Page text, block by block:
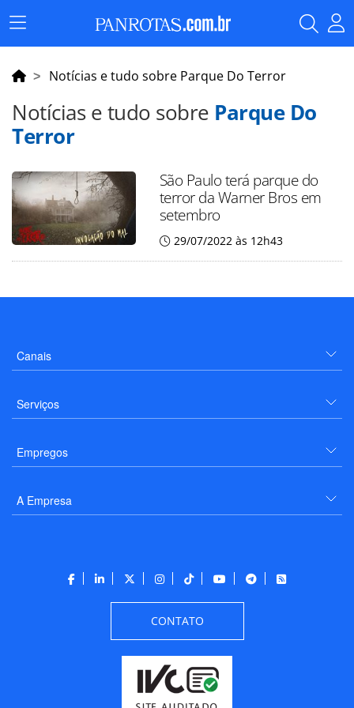
Menu
Principal
Notícias e tudo sobre Parque Do Terror
Notícias e tudo sobre Parque Do
Terror
São Paulo terá parque do
terror da Warner Bros em
setembro
29/07/2022 às 12h43
Canais
Serviços
Empregos
A Empresa
CONTATO